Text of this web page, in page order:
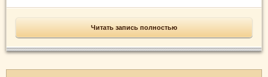
Читать запись полностью